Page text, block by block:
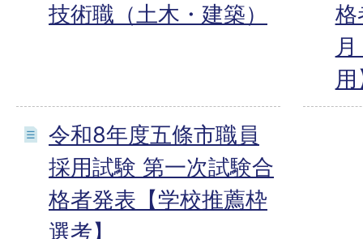
技術職（土木・建築）
格
令和8年度五條市職員
採用試験 第一次試験合
格者発表【学校推薦枠
選考】